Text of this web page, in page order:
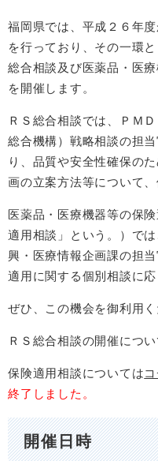
福岡県では、平成２６年
を行っており、その一環
総合相談及び医薬品・医
を開催します。
ＲＳ総合相談では、ＰＭ
総合機構）戦略相談の担
り、品質や安全性確保の
画の立案方法等について
医薬品・医療機器等の保
適用相談」という。）で
興・医療情報企画課の担
適用に関する個別相談に応
ぜひ、この機会を御利用く
ＲＳ総合相談の開催につ
保険適用相談については
終了しました。
開催日時